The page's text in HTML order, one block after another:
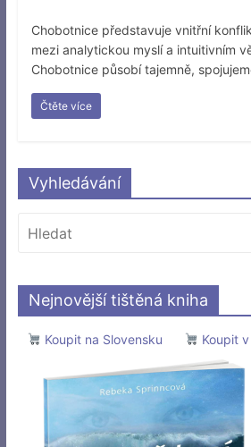
Chobotnice představuje vnitřní
mezi analytickou myslí a intuitivním
Chobotnice působí tajemně,
Čtěte více
Vyhledávání
Nejnovější tištěná kniha
Koupit na Slovensku
Koupit v